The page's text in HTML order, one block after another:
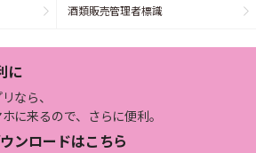
酒類販売管理者標識
に
なら、
に来るので、さらに便利。
ンロードはこちら